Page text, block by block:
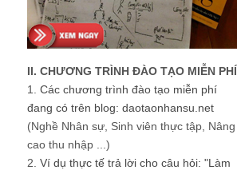
II. CHƯƠNG TRÌNH ĐÀO TẠO MIỄN PHÍ
1. Các chương trình đào tạo miễn phí
đang có trên blog: daotaonhansu.net
(Nghề Nhân sự, Sinh viên thực tập, Nâng
cao thu nhập ...)
2. Ví dụ thực tế trả lời cho câu hỏi: "Làm